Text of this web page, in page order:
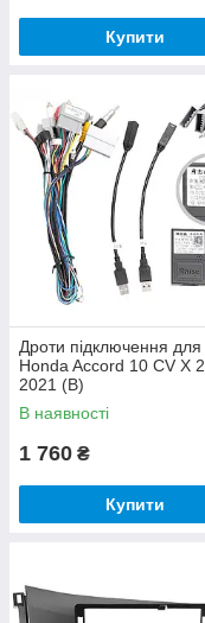
Купити
Дроти підключення для
Honda Accord 10 CV X
2021 (B)
В наявності
1 760 ₴
Купити